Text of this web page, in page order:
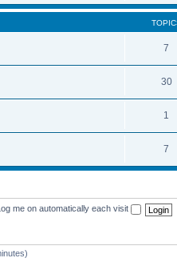
7
30
1
7
Log me on automatically each visit